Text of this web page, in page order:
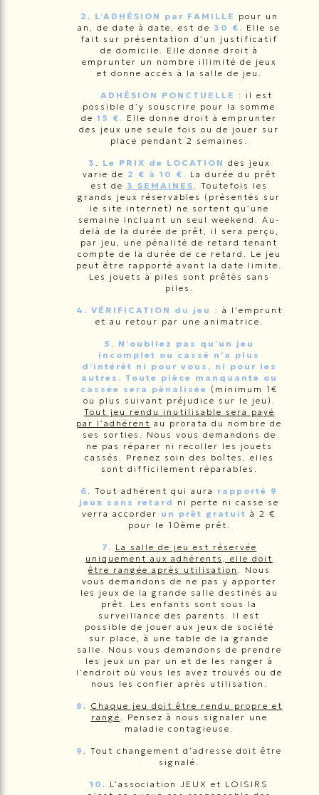
2 . L’ADHÉSION par FAMILLE pour un
an, de date à date, est de 30 €. Elle se
fait sur présentation d’un justificatif
de domicile. Elle donne droit à
emprunter un nombre illimité de jeux
et donne accès à la salle de jeu.
ADHÉSION PONCTUELLE : il est
possible d’y souscrire pour la somme
de15 €. Elle donne droit à emprunter
des jeux une seule fois ou de jouer sur
place pendant 2 semaines.
3 . Le PRIX de LOCATION des jeux
varie de 2 € à 10 €. La durée du prêt
est de 3 SEMAINES . Toutefois les
grands jeux réservables (présentés sur
le site internet) ne sortent qu’une
semaine incluant un seul weekend. Au-
delà de la durée de prêt, il sera perçu,
par jeu, une pénalité de retard tenant
compte de la durée de ce retard. Le jeu
peut être rapporté avant la date limite.
Les jouets à piles sont prêtés sans
piles.
4 . VÉRIFICATION du jeu : à l’emprunt
et au retour par une animatrice.
5 . N’oubliez pas qu’un jeu
incomplet ou cassé n’a plus
d’intérêt ni pour vous, ni pour les
autres. Toute pièce manquante ou
cassée sera pénalisée (minimum 1€
ou plus suivant préjudice sur le jeu).
Tout jeu rendu inutilisable sera payé
par l’adhérent au prorata du nombre de
ses sorties. Nous vous demandons de
ne pas réparer ni recoller les jouets
cassés. Prenez soin des boîtes, elles
sont difficilement réparables.
6 . Tout adhérent qui aura rapporté 9
jeux sans retard ni perte ni casse se
verra accorder un prêt gratuit à 2 €
pour le 10ème prêt.
7. La salle de jeu est réservée
uniquement aux adhérents, elle doit
être rangée après utilisation . Nous
vous demandons de ne pas y apporter
les jeux de la grande salle destinés au
prêt. Les enfants sont sous la
surveillance des parents. Il est
possible de jouer aux jeux de société
sur place, à une table de la grande
salle . Nous vous demandons de prendre
les jeux un par un et de les ranger à
l’endroit où vous les avez trouvés ou de
nous les confier après utilisation.
8 . Chaque jeu doit être rendu propre et
rangé . Pensez à nous signaler une
maladie contagieuse.
9 . Tout changement d’adresse doit être
signalé.
10 . L’association JEUX et LOISIRS